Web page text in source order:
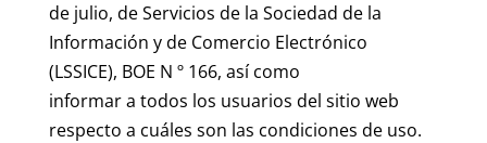
de julio, de Servicios de la Sociedad de la
Información y de Comercio Electrónico
(LSSICE), BOE N º 166, así como
informar a todos los usuarios del sitio web
respecto a cuáles son las condiciones de uso.